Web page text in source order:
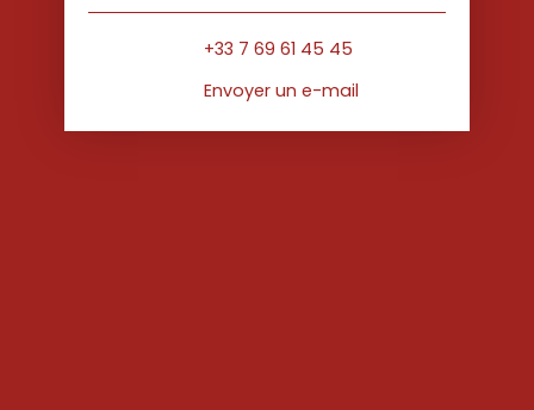
+33 7 69 61 45 45
Envoyer un e-mail